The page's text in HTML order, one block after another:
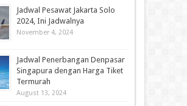
Jadwal Pesawat Jakarta Solo
2024, Ini Jadwalnya
November 4, 2024
Jadwal Penerbangan Denpasar
Singapura dengan Harga Tiket
Termurah
August 13, 2024